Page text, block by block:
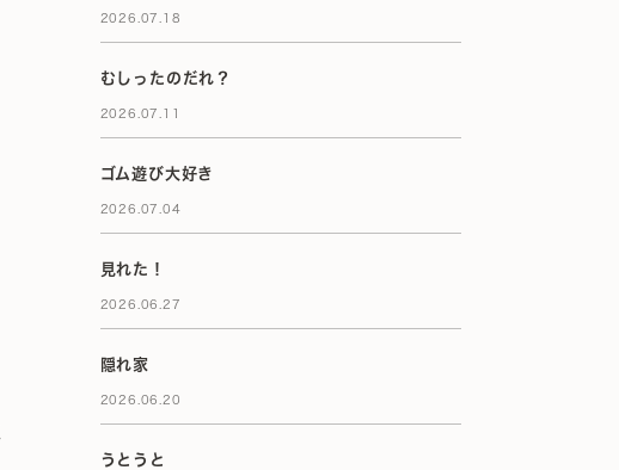
2026.07.18
むしったのだれ？
2026.07.11
ゴム遊び大好き
2026.07.04
見れた！
2026.06.27
隠れ家
2026.06.20
うとうと